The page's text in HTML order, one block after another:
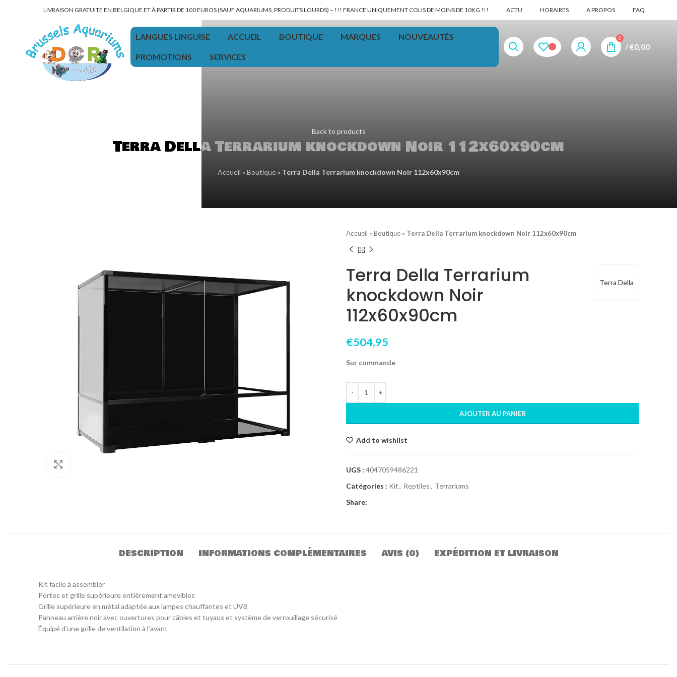
LIVRAISON GRATUITE EN BELGIQUE ET À PARTIR DE 100 EUROS (SAUF AQUARIUMS, PRODUITS LOURDS) – !!! FRANCE UNIQUEMENT COLIS DE MOINS DE 10KG !!! ACTU HORAIRES A PROPOS FAQ
LANGUES LINGUISE ACCUEIL BOUTIQUE MARQUES NOUVEAUTÉS
PROMOTIONS SERVICES
0
/€0,00
Back to products
Terra Della Terrarium knockdown Noir 112x60x90cm
Accueil » Boutique» Terra Della Terrarium knockdown Noir 112x60x90cm
Accueil » Boutique » Terra Della Terrarium knockdown Noir 112x60x90cm
Terra Della
Terra Della Terrarium
knockdown Noir
112x60x90cm
€504,95
Sur commande
AJOUTER AU PANIER
Add to wishlist
UGS : 4047059486221
Catégories : Kit, Reptiles, Terrariums
Share:
DESCRIPTION INFORMATIONS COMPLÉMENTAIRES AVIS (0) EXPÉDITION ET LIVRAISON
Kit facile à assembler
Portes et grille supérieure entièrement amovibles
Grille supérieure en métal adaptée aux lampes chauffantes et UVB
Panneau arrière noir avec ouvertures pour câbles et tuyaux et système de verrouillage sécurisé
Équipé d’une grille de ventilation à l’avant